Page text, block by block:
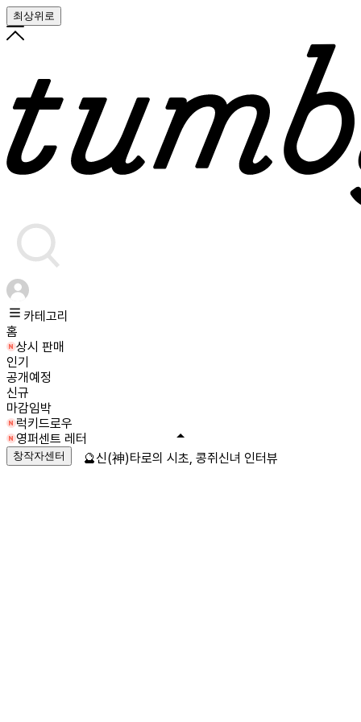
최상위로
카테고리
홈
상시 판매
인기
공개예정
신규
마감임박
럭키드로우
영퍼센트 레터
창작자센터 🔮신(神)타로의 시초, 콩쥐신녀 인터뷰